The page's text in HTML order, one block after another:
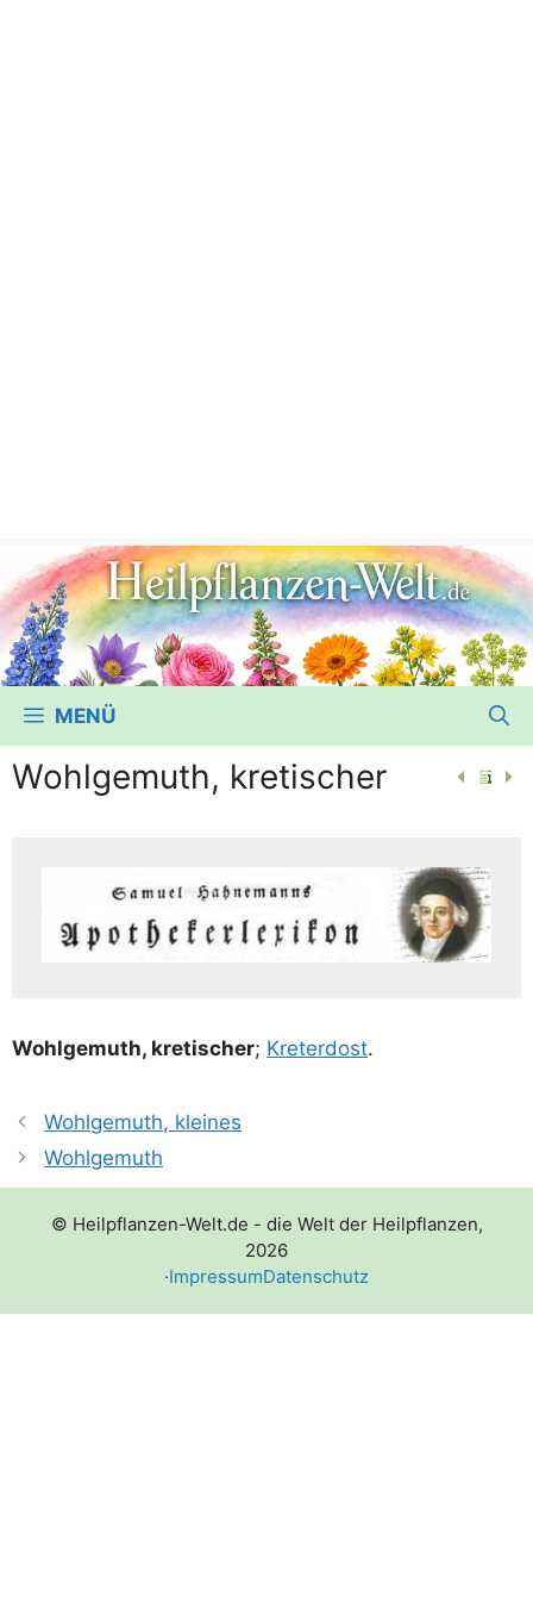
MENÜ
Wohlgemuth, kretischer
Wohl­ge­muth, kre­ti­scher; Kre­ter­dost.
Wohlgemuth, kleines
Wohlgemuth
© Heilpflanzen-Welt.de - die Welt der Heilpflanzen,
2026
·ImpressumDatenschutz